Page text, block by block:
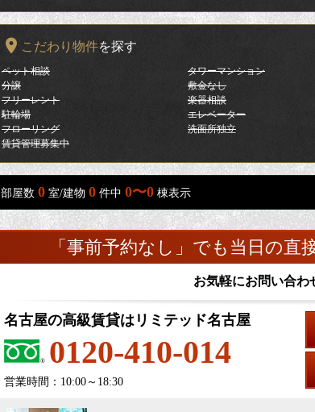
こだわり物件を探す
ペット相談 タワーマンション
分譲
敷金なし
フリーレント
楽器相談
駐輪場
エレベーター
フローリング
洗面所独立
賃貸管理募集中
部屋数 0 室/建物 0 件中 0〜0 棟表示
「事前予約なし」でも当日の直
お気軽にお問い合わ
名古屋の高級賃貸はリミテッド名古屋
0120-410-014
営業時間：10:00～18:30